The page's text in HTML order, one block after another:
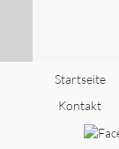
Startseite
Kontakt